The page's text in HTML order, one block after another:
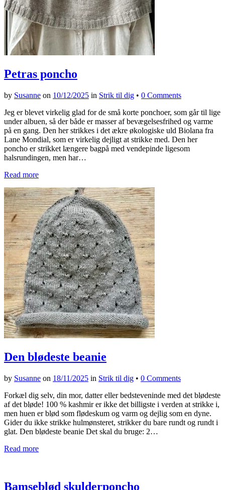
Petras poncho
by Susanne on 10/12/2025 in Strik til dig • 0 Comments
Jeg er blevet virkelig glad for de små korte ponchoer, som går til lige
under albuen, så der både er masser af bevægelsesfrihed og varme
på en gang. Den her strikkes i det ækre økologiske uld Biolana fra
Lane Mondial, som er virkelig dejligt at strikke med. Den her
poncho er strikket længere bagpå med vendepinde ligesom
halsrundingen, men har…
Read more
Den blødeste beanie
by Susanne on 18/11/2025 in Strik til dig • 0 Comments
Forkæl dig selv, din mor, datter eller bedsteveninde med det blødeste
af det bløde! 100 % kashmir er ikke det billigste i verden at strikke i,
men huen er blød som flødeskum og varm og dejlig som en dyne.
Gider du ikke strikke hulmønsteret, strikker du bare rundt og rundt i
glat. Den blødeste beanie Det skal du bruge: 2…
Read more
Bamseblød skulderponcho